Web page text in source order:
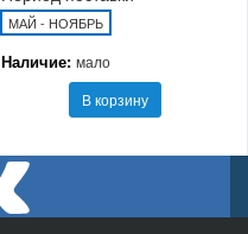
МАЙ - НОЯБРЬ
Наличие: мало
В корзину